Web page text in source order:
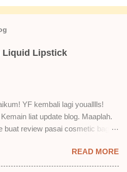
Liquid Lipstick
YF kembali lagi youalllls!
liat update blog. Maaplah.
buat review pasai cosmetic bagai
cerita, a ku baru je beli liquid lipstick
ni. Siap beli 3 kau! Adeh! Dari
READ MORE